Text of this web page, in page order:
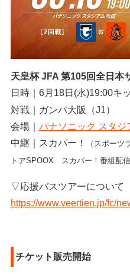
天皇杯 JFA 第105回全日本
日時｜6月18日(水)19:00キ
対戦｜ガンバ大阪（J1）
会場｜ パナソニック スタジ
中継｜スカパー！
（スポー
トアSPOOX スカパー！番組配信
▽応援バスツアーについて
https://www.veertien.jp/fc/
チケット販売開始